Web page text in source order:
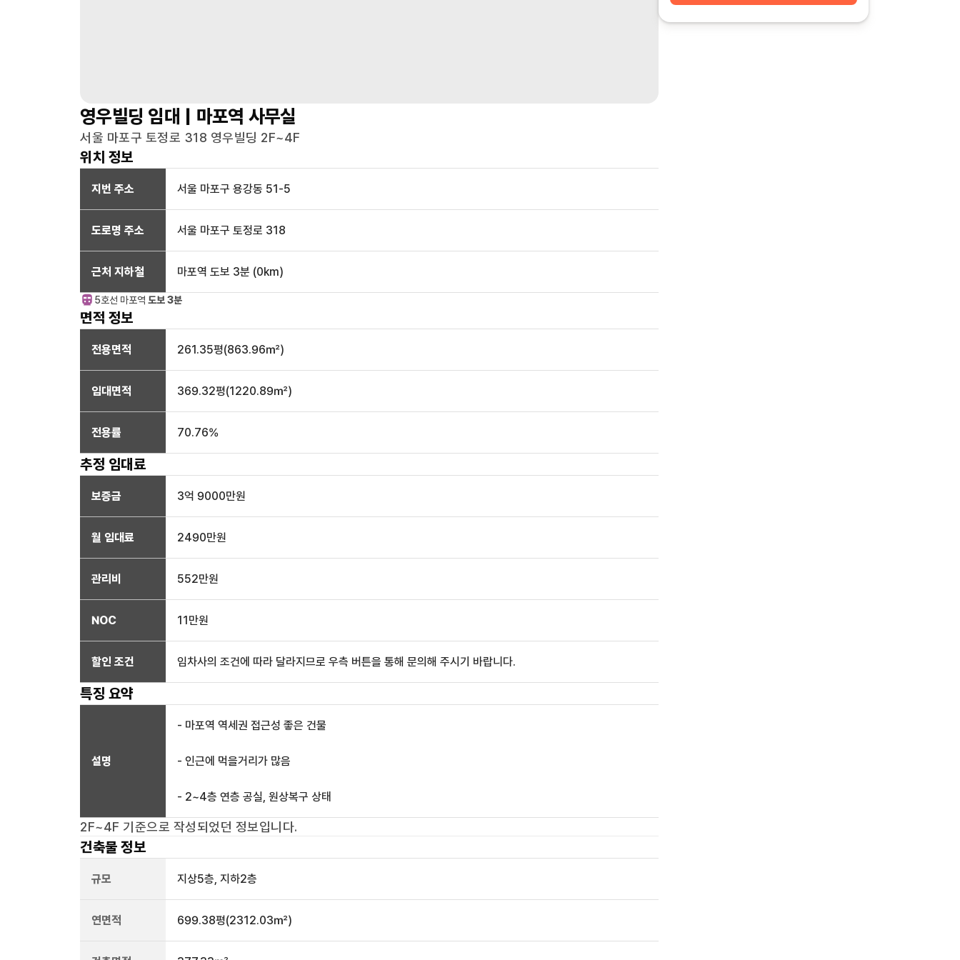
영우빌딩 임대 | 마포역 사무실
서울 마포구 토정로 318 영우빌딩 2F~4F
위치 정보
지번 주소 서울 마포구 용강동 51-5
도로명 주소 서울 마포구 토정로 318
근처 지하철 마포역 도보 3분 (0km)
5호선 마포역 도보 3분
면적 정보
전용면적 261.35평(863.96㎡)
임대면적 369.32평(1220.89㎡)
전용률 70.76%
추정 임대료
보증금 3억 9000만원
월 임대료 2490만원
관리비 552만원
NOC 11만원
할인 조건 임차사의 조건에 따라 달라지므로 우측 버튼을 통해 문의해 주시기 바랍니다.
특징 요약
설명
- 마포역 역세권 접근성 좋은 건물
- 인근에 먹을거리가 많음
- 2~4층 연층 공실, 원상복구 상태
2F~4F 기준으로 작성되었던 정보입니다.
건축물 정보
규모 지상5층, 지하2층
연면적 699.38평(2312.03㎡)